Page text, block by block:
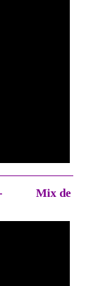
n.2- Mix de